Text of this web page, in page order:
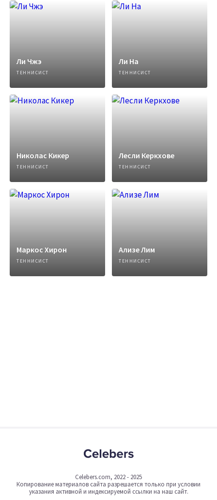
Ли Чжэ
ТЕННИСИСТ
Ли На
ТЕННИСИСТ
Николас Кикер
ТЕННИСИСТ
Лесли Керкхове
ТЕННИСИСТ
Маркос Хирон
ТЕННИСИСТ
Ализе Лим
ТЕННИСИСТ
Celebers.com, 2022 - 2025
Копирование материалов сайта разрешается только при условии
указания активной и индексируемой ссылки на наш сайт.